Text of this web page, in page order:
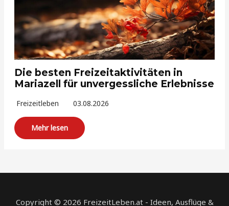
Die besten Freizeitaktivitäten in
Mariazell für unvergessliche Erlebnisse
Freizeitleben 03.08.2026
Mehr lesen
Copyright © 2026 FreizeitLeben.at - Ideen, Ausflüge &